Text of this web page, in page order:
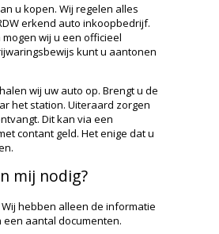
u kopen. Wij regelen alles
erkend auto inkoopbedrijf.
wij u een officieel
kunt u aantonen
wij uw auto op. Brengt u de
het station. Uiteraard zorgen
Dit kan via een
contant geld. Het enige dat u
mij nodig?
hebben alleen de informatie
aantal documenten.